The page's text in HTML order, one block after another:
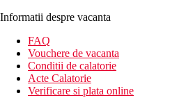
Informatii despre vacanta
FAQ
Vouchere de vacanta
Conditii de calatorie
Acte Calatorie
Verificare si plata online